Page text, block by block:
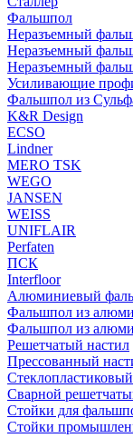
Фальшпол
Неразъемный
Неразъемный
Неразъемный
Усиливающие
Фальшпол из
K&R Design
ECSO
Lindner
MERO TSK
WEGO
JANSEN
WEISS
UNIFLAIR
Perfaten
ПСК
Interfloor
Алюминиевый
Фальшпол из
Фальшпол из
Решетчатый настил
Прессованный
Сварной
Стойки для
Стойки